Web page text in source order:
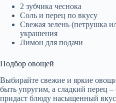
2 зубчика чеснока
Соль и перец по вкусу
Свежая зелень (петрушка
украшения
Лимон для подачи
Подбор овощей
Выбирайте свежие и яркие
быть упругим, а сладкий перец
придаст блюду насыщенный